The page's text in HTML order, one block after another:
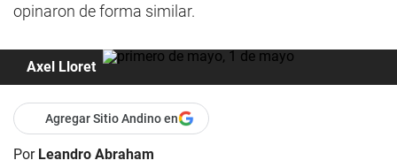
opinaron de forma similar.
Axel Lloret
Agregar Sitio Andino en
Por Leandro Abraham